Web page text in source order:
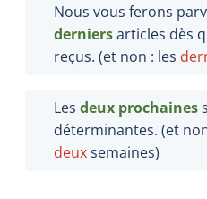
Nous vous ferons
derniersarticles dès
reçus. (et non : les
Les deux prochaines
déterminantes. (et
deuxsemaines)